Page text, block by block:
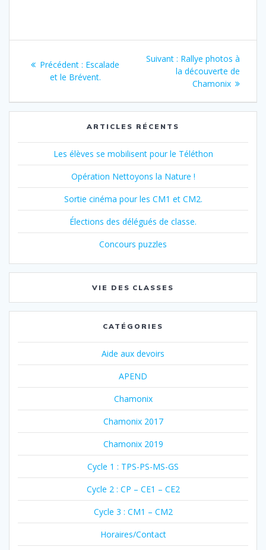
o r
l’article
Précédent : Article
précédent
Escalade
et le Brévent.
Suivant : Article
suivant
Rallye photos à
la découverte de
Chamonix
ARTICLES RÉCENTS
Les élèves se mobilisent pour le Téléthon
Opération Nettoyons la Nature !
Sortie cinéma pour les CM1 et CM2.
Élections des délégués de classe.
Concours puzzles
VIE DES CLASSES
CATÉGORIES
Aide aux devoirs
APEND
Chamonix
Chamonix 2017
Chamonix 2019
Cycle 1 : TPS-PS-MS-GS
Cycle 2 : CP – CE1 – CE2
Cycle 3 : CM1 – CM2
Horaires/Contact